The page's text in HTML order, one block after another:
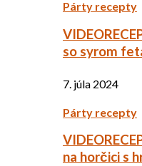
Párty recepty
so syrom
7. júla 2024
Párty recepty
na horčici s